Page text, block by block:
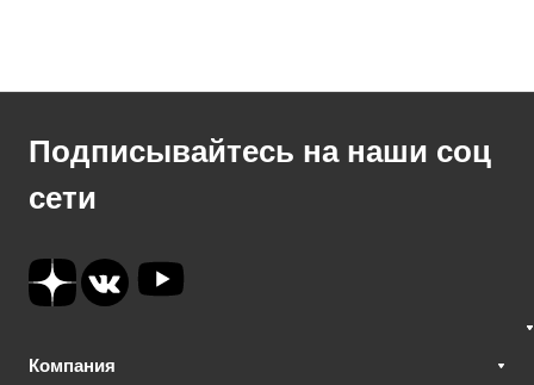
Подписывайтесь на наши соц
сети
Компания